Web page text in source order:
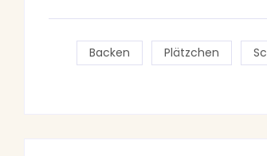
Backen Plätzchen